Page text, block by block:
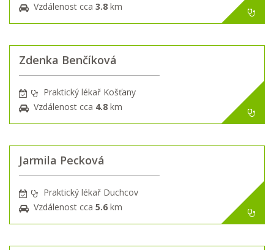
Vzdálenost cca 3.8 km
Zdenka Benčíková
Praktický lékař Košťany
Vzdálenost cca 4.8 km
Jarmila Pecková
Praktický lékař Duchcov
Vzdálenost cca 5.6 km